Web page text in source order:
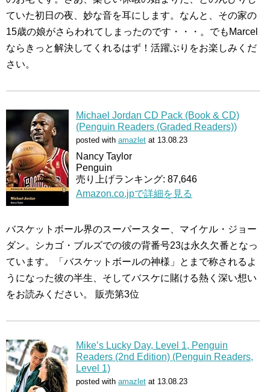
ていた初日の夜、妙な音を耳にします。なんと、その家の
15歳の娘がさらわれてしまったのです・・・。でもMarcel
ならきっと解決してくれるはず！活躍ぶりをお楽しみくだ
さい。
Michael Jordan CD Pack (Book & CD)
(Penguin Readers (Graded Readers))
posted with amazlet at 13.08.23
Nancy Taylor
Penguin
売り上げランキング: 87,646
Amazon.co.jpで詳細を見る
バスケットボール界のスーパースター、マイケル・ジョー
ダン。シカゴ・ブルズでの彼の背番号23は永久欠番となっ
ています。「バスケットボールの神様」とまで称されるよ
うになった彼の半生、そしてバスケに賭ける熱く深い想い
をお読みください。 販売第3位
Mike’s Lucky Day, Level 1, Penguin
Readers (2nd Edition) (Penguin Readers,
Level 1)
posted with amazlet at 13.08.23